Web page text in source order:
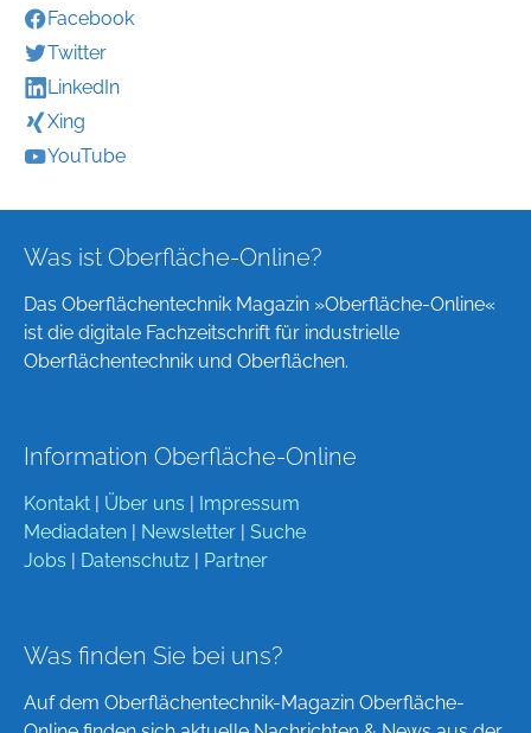
Facebook
Twitter
LinkedIn
Xing
YouTube
Was ist Oberfläche-Online?
Das Oberflächentechnik Magazin »Oberfläche-Online«
ist die digitale Fachzeitschrift für industrielle
Oberflächentechnik und Oberflächen.
Information Oberfläche-Online
Kontakt | Über uns | Impressum
Mediadaten | Newsletter | Suche
Jobs | Datenschutz | Partner
Was finden Sie bei uns?
Auf dem Oberflächentechnik-Magazin Oberfläche-